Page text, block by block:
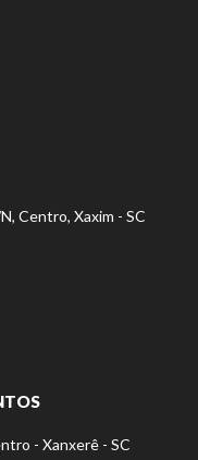
Centro, Xaxim - SC
- Xanxerê - SC